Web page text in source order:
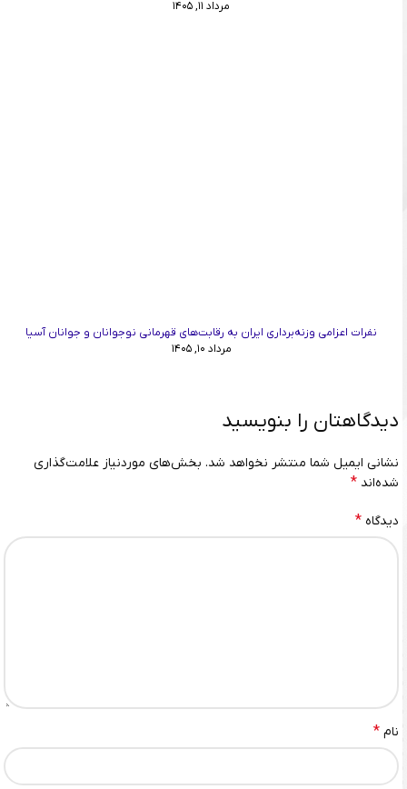
مرداد ۱۱, ۱۴۰۵
نفرات اعزامی وزنه‌برداری ایران به رقابت‌های قهرمانی نوجوانان و جوانان آسیا
مرداد ۱۰, ۱۴۰۵
دیدگاهتان را بنویسید
نشانی ایمیل شما منتشر نخواهد شد. بخش‌های موردنیاز علامت‌گذاری
شده‌اند *
دیدگاه *
نام *